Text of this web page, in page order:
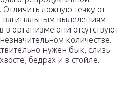
Отличить ложную течку от
вагинальным выделениям
в организме они отсутствуют
количестве.
нужен бык, слизь
бёдрах и в стойле.